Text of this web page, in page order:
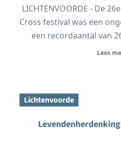
LICHTENVOORDE - De
Cross festival was een
een recordaantal van
Lees
Lichtenvoorde